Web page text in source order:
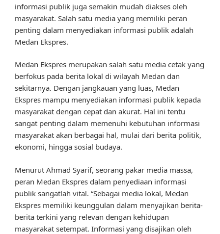
informasi publik juga semakin mudah diakses oleh
masyarakat. Salah satu media yang memiliki peran
penting dalam menyediakan informasi publik adalah
Medan Ekspres.
Medan Ekspres merupakan salah satu media cetak yang
berfokus pada berita lokal di wilayah Medan dan
sekitarnya. Dengan jangkauan yang luas, Medan
Ekspres mampu menyediakan informasi publik kepada
masyarakat dengan cepat dan akurat. Hal ini tentu
sangat penting dalam memenuhi kebutuhan informasi
masyarakat akan berbagai hal, mulai dari berita politik,
ekonomi, hingga sosial budaya.
Menurut Ahmad Syarif, seorang pakar media massa,
peran Medan Ekspres dalam penyediaan informasi
publik sangatlah vital. “Sebagai media lokal, Medan
Ekspres memiliki keunggulan dalam menyajikan berita-
berita terkini yang relevan dengan kehidupan
masyarakat setempat. Informasi yang disajikan oleh